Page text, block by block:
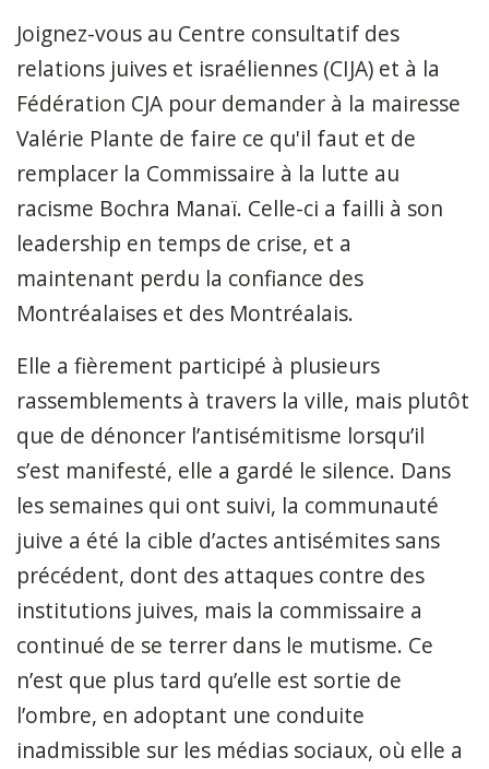
Joignez-vous au Centre consultatif des
relations juives et israéliennes (CIJA) et à la
Fédération CJA pour demander à la mairesse
Valérie Plante de faire ce qu'il faut et de
remplacer la Commissaire à la lutte au
racisme Bochra Manaï. Celle-ci a failli à son
leadership en temps de crise, et a
maintenant perdu la confiance des
Montréalaises et des Montréalais.
Elle a fièrement participé à plusieurs
rassemblements à travers la ville, mais plutôt
que de dénoncer l’antisémitisme lorsqu’il
s’est manifesté, elle a gardé le silence. Dans
les semaines qui ont suivi, la communauté
juive a été la cible d’actes antisémites sans
précédent, dont des attaques contre des
institutions juives, mais la commissaire a
continué de se terrer dans le mutisme. Ce
n’est que plus tard qu’elle est sortie de
l’ombre, en adoptant une conduite
inadmissible sur les médias sociaux, où elle a